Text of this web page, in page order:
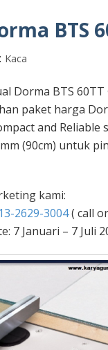
BTS
Kaca
Dorma BTS 60TT
paket harga
and
(90cm) untuk
kami:
2629-3004( call
7 Januari – 7 Juli